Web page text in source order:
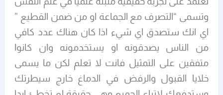
وتسمى “التصرف مع الجماعة او من ضمن القطيع ”
اي انك ستصدق اي شيء اذا كان هناك عدد كافي
من الناس يصدقونه او يستخدمونه وان كانوا
متفقين على التمثيل فانت لا تعلم لكن ما يسمى
خلايا القبول والرفض في الدماغ خارج سيطرتك